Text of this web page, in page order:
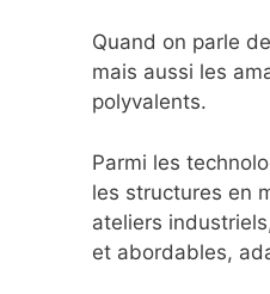
Quand on parle
mais aussi les
polyvalents.
Parmi les
les structures en
ateliers
et abordables,